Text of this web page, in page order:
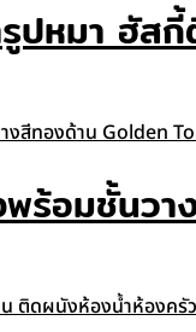
ปหมา ฮั
ร้อมชั้นว